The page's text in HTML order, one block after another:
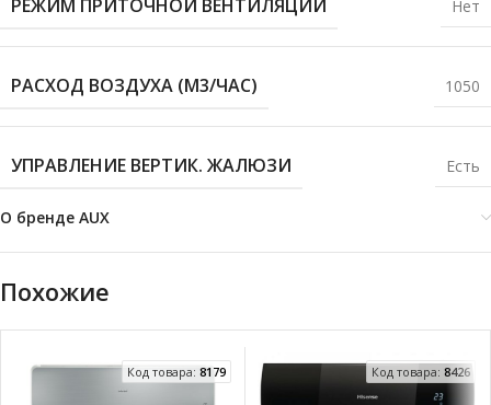
РЕЖИМ ПРИТОЧНОЙ ВЕНТИЛЯЦИИ Нет
РАСХОД ВОЗДУХА (М3/ЧАС) 1050
УПРАВЛЕНИЕ ВЕРТИК. ЖАЛЮЗИ Есть
О бренде AUX
Похожие
Код товара: 8179 Код товара: 8426